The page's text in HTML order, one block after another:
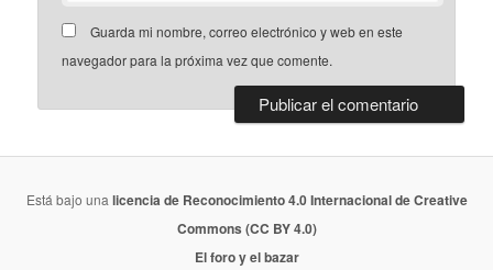
Guarda mi nombre, correo electrónico y web en este
navegador para la próxima vez que comente.
Está bajo unalicencia de Reconocimiento 4.0 Internacional de Creative
Commons (CC BY 4.0)
El foro y el bazar